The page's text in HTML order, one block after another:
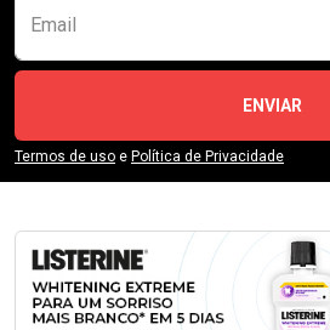
Email
ENVIAR
Termos de uso e Política de Privacidade